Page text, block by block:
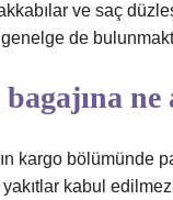
ve saç
de
ne
kargo bölümünde
yakıtlar kabul